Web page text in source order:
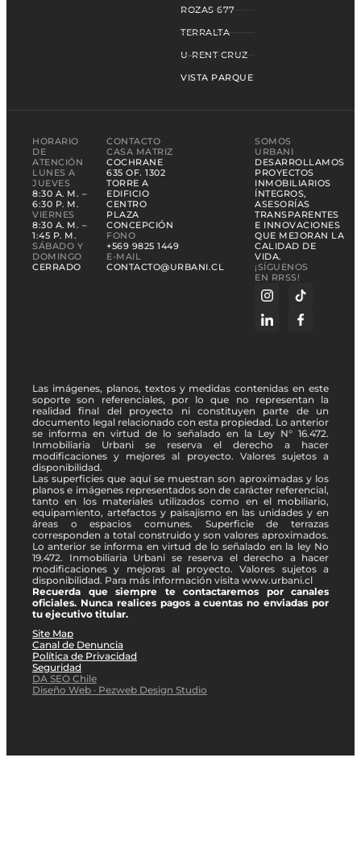
ROZAS 677
TERRALTA
U-RENT CRUZ
VISTA PARQUE
HORARIO
DE
ATENCIÓN
LUNES A
JUEVES
8:30 A. M. –
6:30 P. M.
VIERNES
8:30 A. M. –
1:45 P. M.
SÁBADO Y
DOMINGO
CERRADO
CONTACTO
CASA MATRIZ
COCHRANE
635 OF. 1302
TORRE A
EDIFICIO
CENTRO
PLAZA
CONCEPCIÓN
FONO
+569 9825 1449
E-MAIL
CONTACTO@URBANI.CL
SOMOS
URBANI
DESARROLLAMOS
PROYECTOS
INMOBILIARIOS
ÍNTEGROS,
ASESORÍAS
TRANSPARENTES
E INNOVACIONES
QUE MEJORAN LA
CALIDAD DE
VIDA.
¡SÍGUENOS
EN RRSS!
Las imágenes, planos, textos y medidas contenidas en este
soporte son referenciales, por lo que no representan la
realidad final del proyecto ni constituyen parte de un
documento legal relacionado con esta propiedad. Lo anterior
se informa en virtud de lo señalado en la Ley N° 16.472.
Inmobiliaria Urbani se reserva el derecho a hacer
modificaciones y mejores al proyecto. Valores sujetos a
disponibilidad.
Las superficies que aquí se muestran son aproximadas y los
planos e imágenes representados son de carácter referencial,
tanto en los materiales utilizados como en el mobiliario,
equipamiento, artefactos y paisajismo en las unidades y en
áreas o espacios comunes. Superficie de terrazas
corresponden a total construido y son valores aproximados.
Lo anterior se informa en virtud de lo señalado en la ley No
19.472. Inmobiliaria Urbani se reserva el derecho a hacer
modificaciones y mejoras al proyecto. Valores sujetos a
disponibilidad. Para más información visita www.urbani.cl
Recuerda que siempre te contactaremos por canales
oficiales. Nunca realices pagos a cuentas no enviadas por
tu ejecutivo titular.
Site Map
Canal de Denuncia
Política de Privacidad
Seguridad
DA SEO Chile
Diseño Web · Pezweb Design Studio